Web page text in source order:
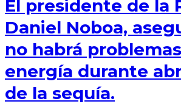
El presidente de la
Daniel Noboa,
no habrá
energía durante
de la sequía.